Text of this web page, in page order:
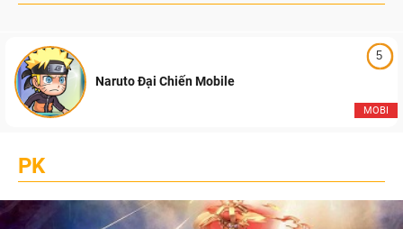
5
MOBI
Naruto Đại Chiến Mobile
PK